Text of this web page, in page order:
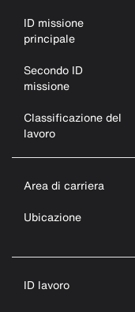
ID missione
principale
Secondo ID
missione
Classificazione del
lavoro
Area di carriera
Ubicazione
ID lavoro